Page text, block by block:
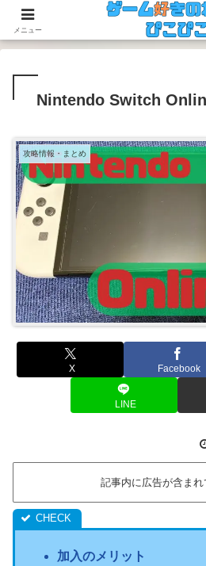
今のゲームも昔のゲー
Nintendo Switch
攻略情報・まとめ
X Facebook
LINE
記事内に広告が含まれ
加入のメリット
メニュー